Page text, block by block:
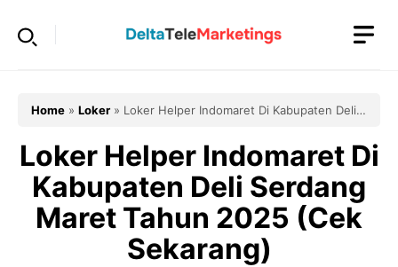
Home » Loker » Loker Helper Indomaret Di Kabupaten Deli
Loker Helper Indomaret Di
Kabupaten Deli Serdang
Maret Tahun 2025 (Cek
Sekarang)